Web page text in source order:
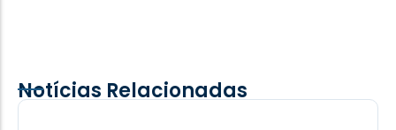
Notícias Relacionadas